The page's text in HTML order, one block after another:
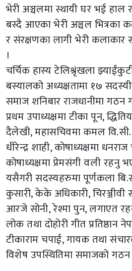
भेरी अञ्चलमा स्थायी घर भई हाल
बस्दै आएका भेरी अञ्चल भित्रका
र संरक्षणका लागी भेरी
।
चर्चिक हास्य टेलिश्रृंखला
बस्यालको अध्यक्षतामा १७
समाज शनिबार राजधानीमा गठन
प्रथम उपाध्यक्षमा टीका पून,
दैलेखी, महासचिवमा कमल वि.सी.
धीरेन्द्र शाही, कोषाध्यक्षमा
कोषाध्यक्षमा प्रेमसंगी वली रहनु
यसैगरी सदस्यहरुमा पूर्णकला
कुसारी, केके अधिकारी,
आरजे सोनी, रेश्मा पुन, लगाएत
लोक तथा दोहोरी गीत प्रतिष्ठान
टीकाराम चपाई, गायक तथा
विशेष उपस्थितिमा समाजको गठन